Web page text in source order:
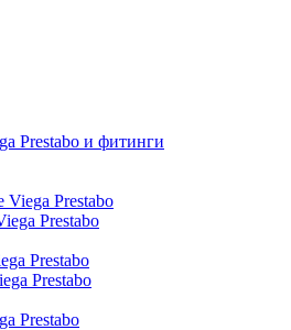
Prestabo и фитинги
Prestabo
Prestabo
Prestabo
Prestabo
Prestabo